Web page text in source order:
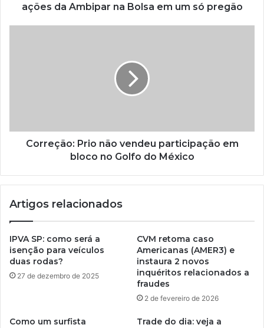
ações da Ambipar na Bolsa em um só pregão
Correção: Prio não vendeu participação em
bloco no Golfo do México
Artigos relacionados
IPVA SP: como será a
isenção para veículos
duas rodas?
27 de dezembro de 2025
CVM retoma caso
Americanas (AMER3) e
instaura 2 novos
inquéritos relacionados a
fraudes
2 de fevereiro de 2026
Como um surfista
Trade do dia: veja a